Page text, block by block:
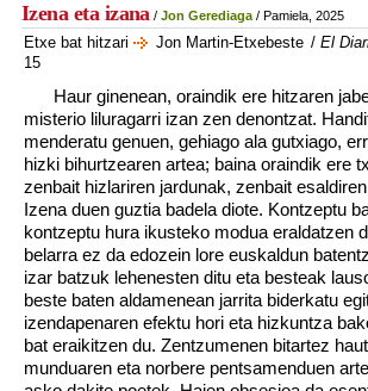
Izena eta izana/ Jon Gerediaga/ Pamiela, 2025
Etxe bat hitzari Jon Martin-Etxebeste / El
15
Haur ginenean, oraindik ere hitzaren
misterio liluragarri izan zen denontzat.
menderatu genuen, gehiago ala gutxiago,
hizki bihurtzearen artea; baina oraindik ere
zenbait hizlariren jardunak, zenbait
Izena duen guztia badela diote. Kontzeptu
kontzeptu hura ikusteko modua eraldatzen
belarra ez da edozein lore euskaldun
izar batzuk lehenesten ditu eta besteak
beste baten aldamenean jarrita biderkatu
izendapenaren efektu hori eta hizkuntza
bat eraikitzen du. Zentzumenen bitartez
munduaren eta norbere pentsamenduen